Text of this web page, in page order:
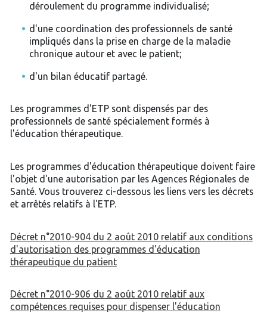
déroulement du programme individualisé;
d'une coordination des professionnels de santé
impliqués dans la prise en charge de la maladie
chronique autour et avec le patient;
d'un bilan éducatif partagé.
Les programmes d'ETP sont dispensés par des
professionnels de santé spécialement formés à
l'éducation thérapeutique.
Les programmes d'éducation thérapeutique doivent faire
l'objet d'une autorisation par les Agences Régionales de
Santé. Vous trouverez ci-dessous les liens vers les décrets
et arrêtés relatifs à l'ETP.
Décret n°2010-904 du 2 août 2010 relatif aux conditions
d'autorisation des programmes d'éducation
thérapeutique du patient
Décret n°2010-906 du 2 août 2010 relatif aux
compétences requises pour dispenser l'éducation